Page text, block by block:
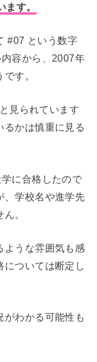
す。
#07 という数字
容から、2007年
す。
見られています
るかは慎重に見る
に合格したので
、学校名や進学先
。
ような雰囲気も感
については断定し
がわかる可能性も